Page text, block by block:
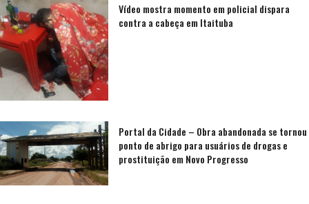
Vídeo mostra momento em policial dispara
contra a cabeça em Itaituba
Portal da Cidade – Obra abandonada se tornou
ponto de abrigo para usuários de drogas e
prostituição em Novo Progresso